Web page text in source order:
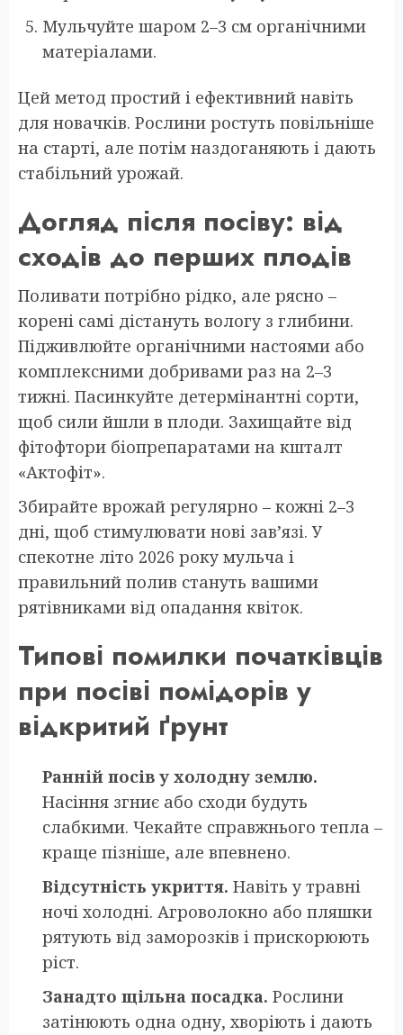
Мульчуйте шаром 2–3 см органічними
матеріалами.
Цей метод простий і ефективний навіть
для новачків. Рослини ростуть повільніше
на старті, але потім наздоганяють і дають
стабільний урожай.
Догляд після посіву: від
сходів до перших плодів
Поливати потрібно рідко, але рясно –
корені самі дістануть вологу з глибини.
Підживлюйте органічними настоями або
комплексними добривами раз на 2–3
тижні. Пасинкуйте детермінантні сорти,
щоб сили йшли в плоди. Захищайте від
фітофтори біопрепаратами на кшталт
«Актофіт».
Збирайте врожай регулярно – кожні 2–3
дні, щоб стимулювати нові зав’язі. У
спекотне літо 2026 року мульча і
правильний полив стануть вашими
рятівниками від опадання квіток.
Типові помилки початківців
при посіві помідорів у
відкритий ґрунт
Ранній посів у холодну землю.
Насіння згниє або сходи будуть
слабкими. Чекайте справжнього тепла –
краще пізніше, але впевнено.
Відсутність укриття. Навіть у травні
ночі холодні. Агроволокно або пляшки
рятують від заморозків і прискорюють
ріст.
Занадто щільна посадка. Рослини
затінюють одна одну, хворіють і дають